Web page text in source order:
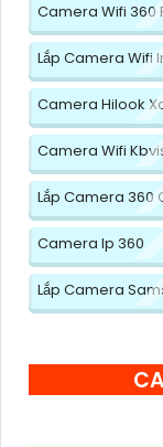
Camera Wifi 360
Lắp Camera Wifi
Camera Hilook
Camera Wifi
Lắp Camera 360
Camera Ip 360
Lắp Camera